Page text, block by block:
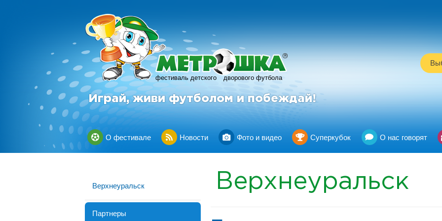
фестиваль детского дворового футбола
R
Играй, живи футболом и побеждай!
О фестивале Новости Фото и видео Суперкубок О нас говорят
Верхнеуральск
Партнеры
Верхнеуральск